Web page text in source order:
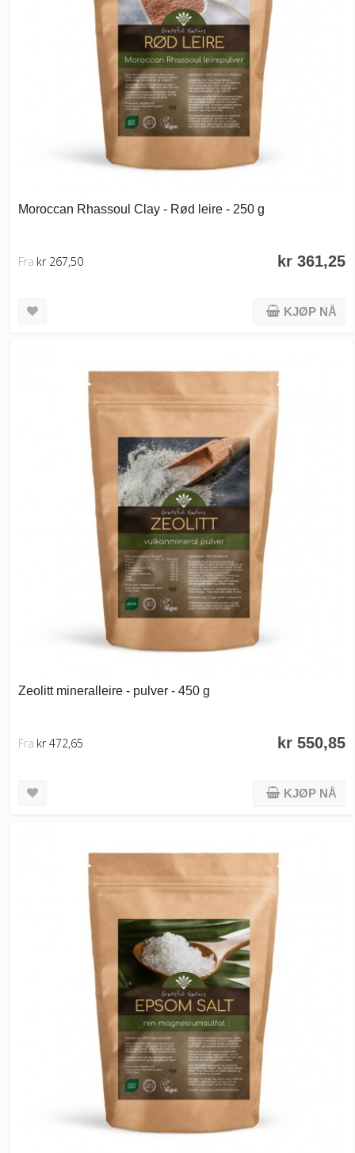
Moroccan Rhassoul Clay - Rød leire - 250 g
kr 361,25
Fra kr 267,50
KJØP NÅ
Zeolitt mineralleire - pulver - 450 g
kr 550,85
Fra kr 472,65
KJØP NÅ